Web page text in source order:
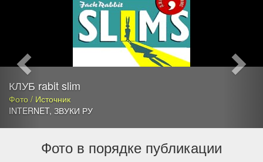
КЛУБ rabit slim
Фото / Источник
INTERNET, ЗВУКИ РУ
Фото в порядке публикации